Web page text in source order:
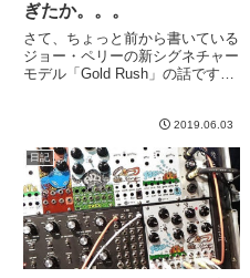
ぎたか。。。
さて、ちょっと前から書いている
ジョー・ペリーの新シグネチャー
モデル「Gold Rush」の話です
シグネチャーがでるの・・・？ま
ずい！→ ジョー・ペリー＆ジョ
ニー・デップライ...
2019.06.03
日記